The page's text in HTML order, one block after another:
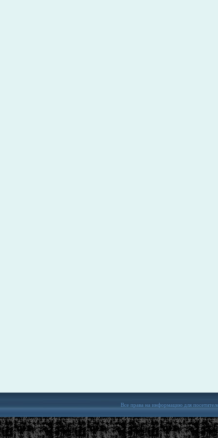
Все права на информацию для